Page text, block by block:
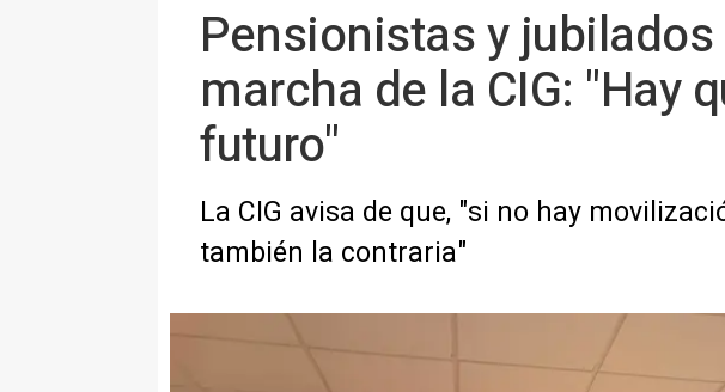
Pensionistas y
marcha de la CIG: "Hay
futuro"
La CIG avisa de que, "si no hay
también la contraria"